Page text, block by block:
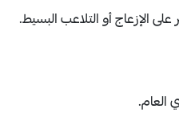
الإزعاج أو التلاعب البسيط.
العام.